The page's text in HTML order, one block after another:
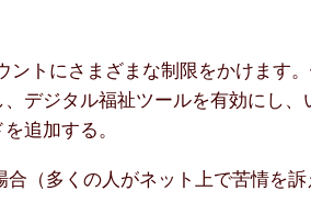
トにさまざまな制限をかけます
デジタル福祉ツールを有効にし、
追加する。
（多くの人がネット上で苦情を